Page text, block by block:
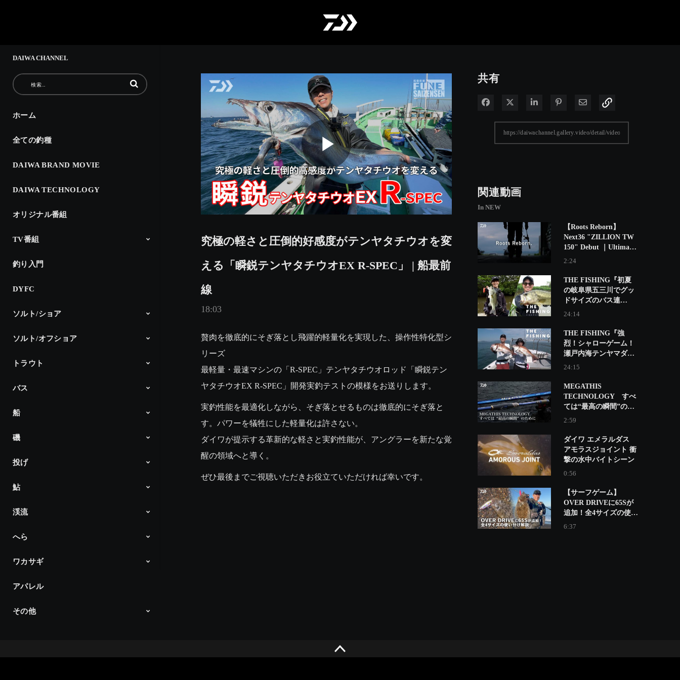
DAIWA CHANNEL
動画の検索語句を入力
ホーム
全ての釣種
DAIWA BRAND MOVIE
DAIWA TECHNOLOGY
オリジナル番組
TV番組
The Fishing
釣り時季
North Angler’s TV
Dz SALT 2ND
アングラーインプレッション
CM
釣り入門
DYFC
ソルト/ショア
シーバス
サーフゲーム
ショアプラッキング＆ショアジギ
エギング
アジング
メバリング
ロックフィッシュ
チニング
その他
DAIWA Salt Lure Channel
Products
ソルト/オフショア
オフショアヘビー
ライトキャスティング
スロージギング
ライトジギング
タイラバ
タチウオジギング
ボートエギング
イカメタル
Products
トラウト
DAIWA TROUT
Products
バス
船
磯
DAIWA 磯チャンネル
Products
投げ
鮎
アユイング
ダイワ鮎の王国
Products
渓流
Products
へら
へら通信
Products
ワカサギ
ワカサギ最前線
Products
アパレル
その他
Play
Video
究極の軽さと圧倒的好感度がテンヤタチウオを変
える「瞬鋭テンヤタチウオEX R-SPEC」 | 船最前
線
18:03
贅肉を徹底的にそぎ落とし飛躍的軽量化を実現した、操作性特化型シ
リーズ
最軽量・最速マシンの「R-SPEC」テンヤタチウオロッド「瞬鋭テン
ヤタチウオEX R-SPEC」開発実釣テストの模様をお送りします。
実釣性能を最適化しながら、そぎ落とせるものは徹底的にそぎ落と
す。パワーを犠牲にした軽量化は許さない。
ダイワが提示する革新的な軽さと実釣性能が、アングラーを新たな覚
醒の領域へと導く。
ぜひ最後までご視聴いただきお役立ていただければ幸いです。
共有
Facebook で共有
Xで共有する
LinkedIn で共有
Pinterest に投稿電子メールで共有
関連動画
In NEW
【Roots Reborn】
Next36 "ZILLION TW
150" Debut ｜Ultimate
BASS by DAIWA
2:24
THE FISHING『初夏
の岐阜県五三川でグッ
ドサイズのバス連
発！』
24:14
THE FISHING『強
烈！シャローゲーム！
瀬戸内海テンヤマダ
イ』
24:15
MEGATHIS
TECHNOLOGY すべ
ては“最高の瞬間”のた
めに
2:59
ダイワ エメラルダス
アモラスジョイント 衝
撃の水中バイトシーン
0:56
【サーフゲーム】
OVER DRIVEに65Sが
追加！全4サイズの使い
分け解説 ミッチー高橋
6:37